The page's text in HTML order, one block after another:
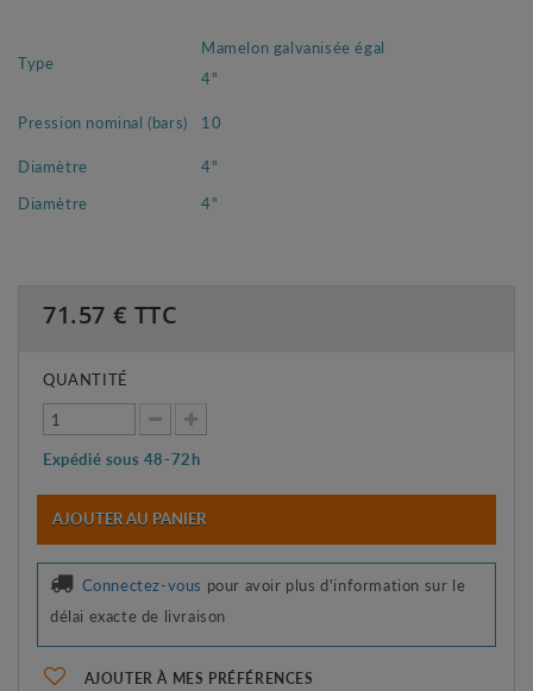
Type
Mamelon galvanisée égal
4"
Pression nominal (bars)
10
Diamètre
4"
Diamètre
4"
71.57 € TTC
QUANTITÉ
Expédié sous 48-72h
AJOUTER AU PANIER
Connectez-vous pour avoir plus d'information sur le
délai exacte de livraison
AJOUTER À MES PRÉFÉRENCES